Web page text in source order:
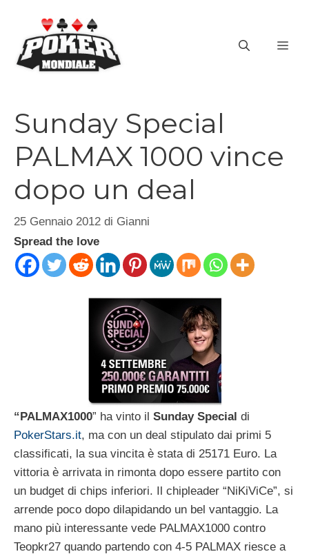
contenuto
Sunday Special
PALMAX 1000 vince
dopo un deal
25 Gennaio 2012 di Gianni
Spread the love
“PALMAX1000” ha vinto il Sunday Special di
PokerStars.it, ma con un deal stipulato dai primi 5
classificati, la sua vincita è stata di 25171 Euro. La
vittoria è arrivata in rimonta dopo essere partito con
un budget di chips inferiori. Il chipleader “NiKiViCe”, si
arrende poco dopo dilapidando un bel vantaggio. La
mano più interessante vede PALMAX1000 contro
Teopkr27 quando partendo con 4-5 PALMAX riesce a